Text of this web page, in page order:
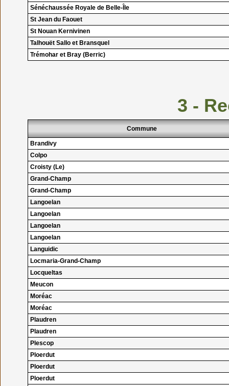
Sénéchaussée Royale de Belle-Île
St Jean du Faouet
St Nouan Kernivinen
Talhouët Sallo et Bransquel
Trémohar et Bray (Berric)
3 -
Commune
Brandivy
Colpo
Croisty (Le)
Grand-Champ
Grand-Champ
Langoelan
Langoelan
Langoelan
Langoelan
Languidic
Locmaria-Grand-Champ
Locqueltas
Meucon
Moréac
Moréac
Plaudren
Plaudren
Plescop
Ploerdut
Ploerdut
Ploerdut